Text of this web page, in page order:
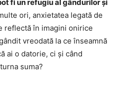
fi un refugiu al gândurilor și
ori, anxietatea legată de
reflectă în imagini onirice
vreodată la ce înseamnă
ai o datorie, ci și când
suma?